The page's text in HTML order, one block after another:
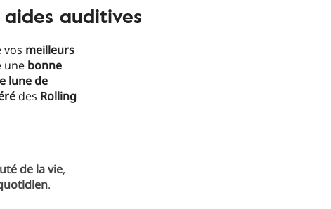
auditives
vos meilleurs
une bonne
lune de
des Rolling
de la vie,
.